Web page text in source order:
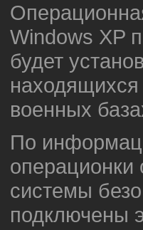
Windows XP
будет
военных
По
операционки
системы
подключены